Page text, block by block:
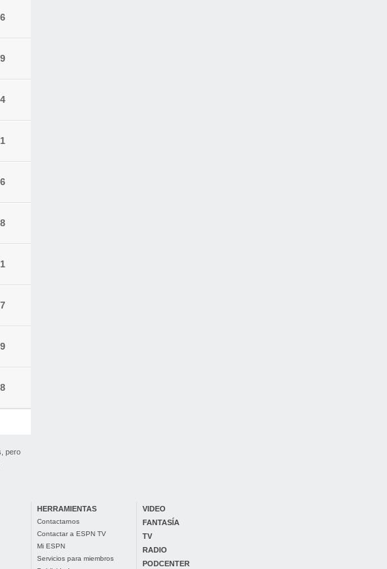
pero
HERRAMIENTAS
Contactarnos
Contactar a ESPN TV
Mi ESPN
Servicios para miembros
VIDEO
FANTASÍA
TV
RADIO
PODCENTER